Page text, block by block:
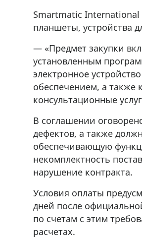
Smartmatic International
планшеты, устройства
— «Предмет закупки
установленным
электронное
обеспечением, а
консультационные
В соглашении
дефектов, а также
обеспечивающую
некомплектность
нарушение контракта.
Условия оплаты
дней после
по счетам с этим
расчетах.